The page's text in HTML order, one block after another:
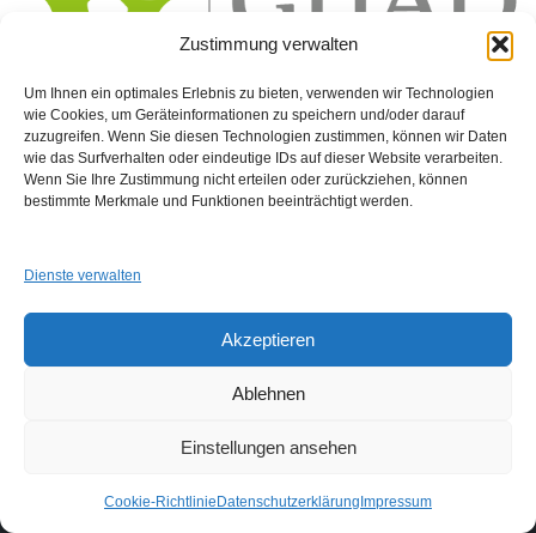
Zustimmung verwalten
Um Ihnen ein optimales Erlebnis zu bieten, verwenden wir Technologien
wie Cookies, um Geräteinformationen zu speichern und/oder darauf
zuzugreifen. Wenn Sie diesen Technologien zustimmen, können wir Daten
wie das Surfverhalten oder eindeutige IDs auf dieser Website verarbeiten.
Wenn Sie Ihre Zustimmung nicht erteilen oder zurückziehen, können
bestimmte Merkmale und Funktionen beeinträchtigt werden.
Dienste verwalten
Akzeptieren
Ablehnen
Einstellungen ansehen
Cookie-Richtlinie Datenschutzerklärung Impressum
GUAD e.V.
info@guad-netz.de
Impressum Datenschutzerklärung
Neve| Präsentiert vonWordPress